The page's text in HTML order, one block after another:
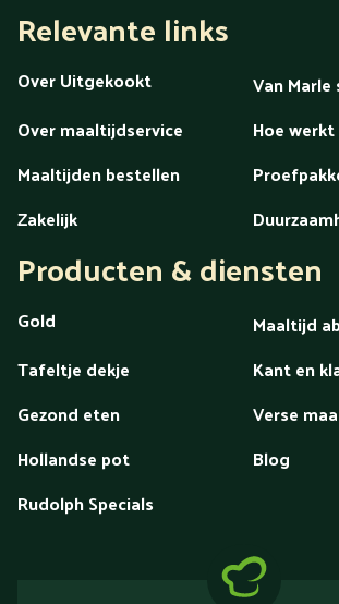
Relevante links
Over Uitgekookt
Van
Over maaltijdservice
Hoe
Maaltijden bestellen
Zakelijk
Producten & diensten
Gold
Maaltijd
Tafeltje dekje
Kant en
Gezond eten
Verse
Hollandse pot
Blog
Rudolph Specials